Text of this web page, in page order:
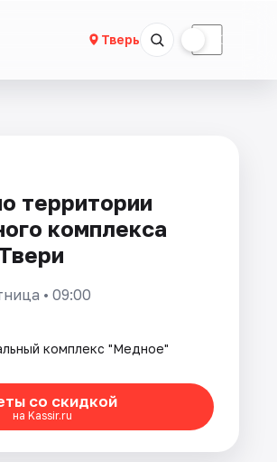
Тверь ☾
территории
комплекса
• 09:00
комплекс "Медное"
со скидкой
на Kassir.ru